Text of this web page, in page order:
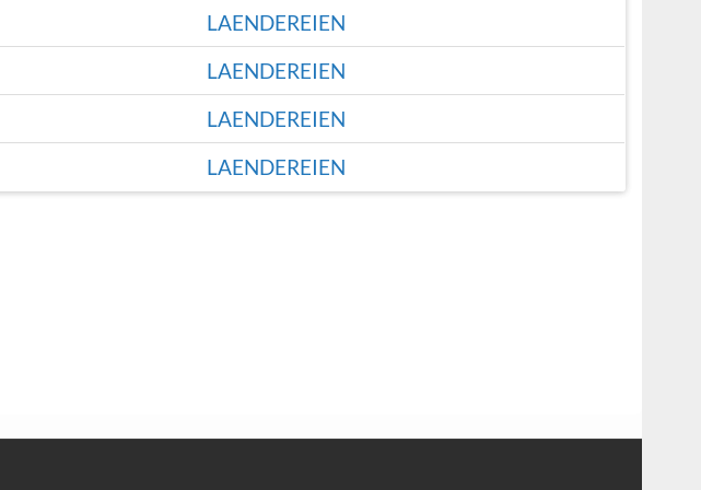
LAENDEREIEN
LAENDEREIEN
LAENDEREIEN
LAENDEREIEN